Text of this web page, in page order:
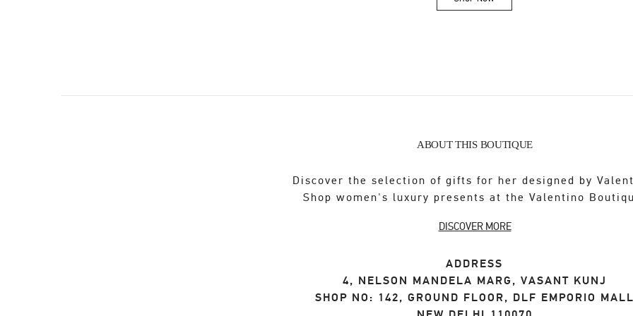
Link Opens in New Tab
ABOUT THIS BOUTIQUE
Discover the selection of gifts for her designed by
Shop women's luxury presents at the Valentino
DISCOVER MORE
ADDRESS
4, NELSON MANDELA MARG, VASANT KUNJ
SHOP NO: 142, GROUND FLOOR, DLF EMPORIO MALL